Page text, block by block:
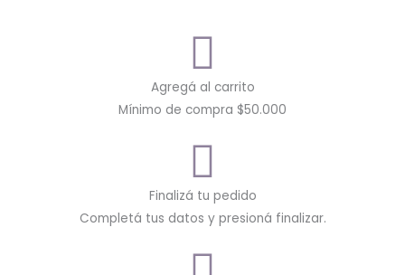
Agregá al carrito
Mínimo de compra $50.000
Finalizá tu pedido
Completá tus datos y presioná finalizar.